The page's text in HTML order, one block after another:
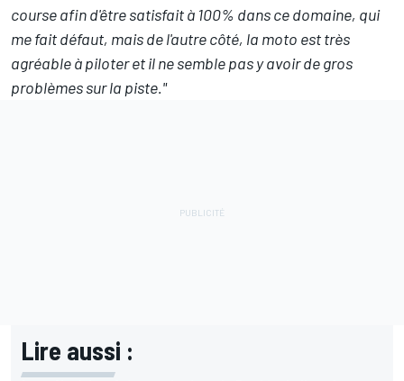
course afin d'être satisfait à 100% dans ce domaine, qui
me fait défaut, mais de l'autre côté, la moto est très
agréable à piloter et il ne semble pas y avoir de gros
problèmes sur la piste."
Lire aussi :